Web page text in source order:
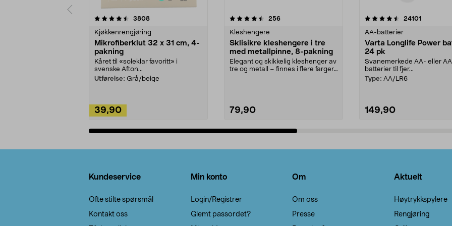
3808anmeldelser
Kjøkkenrengjøring
Mikrofiberklut 32 x 31 cm, 4-
pakning
Kåret til «soleklar favoritt» i
svenske Afton...
Utførelse: Grå/beige
39,90
4.5av 5 stjerner 256anmeldelser
Kleshengere
Sklisikre kleshengere i tre
med metallpinne, 8-pakning
Elegant og skikkelig kleshenger av
tre og metall – finnes i flere farger.
79,90
4.5av 5 stjerner 24101
AA-batterier
Varta Longlife Power
24 pk
Svanemerkede AA- eller
batterier til fjer...
Type: AA/LR6
149,90
4.5av 5 stjerner
Kundeservice
Ofte stilte spørsmål
Kontakt oss
Min konto
Login/Registrer
Glemt passordet?
Om
Om oss
Presse
Aktuelt
Høytrykkspylere
Rengjøring